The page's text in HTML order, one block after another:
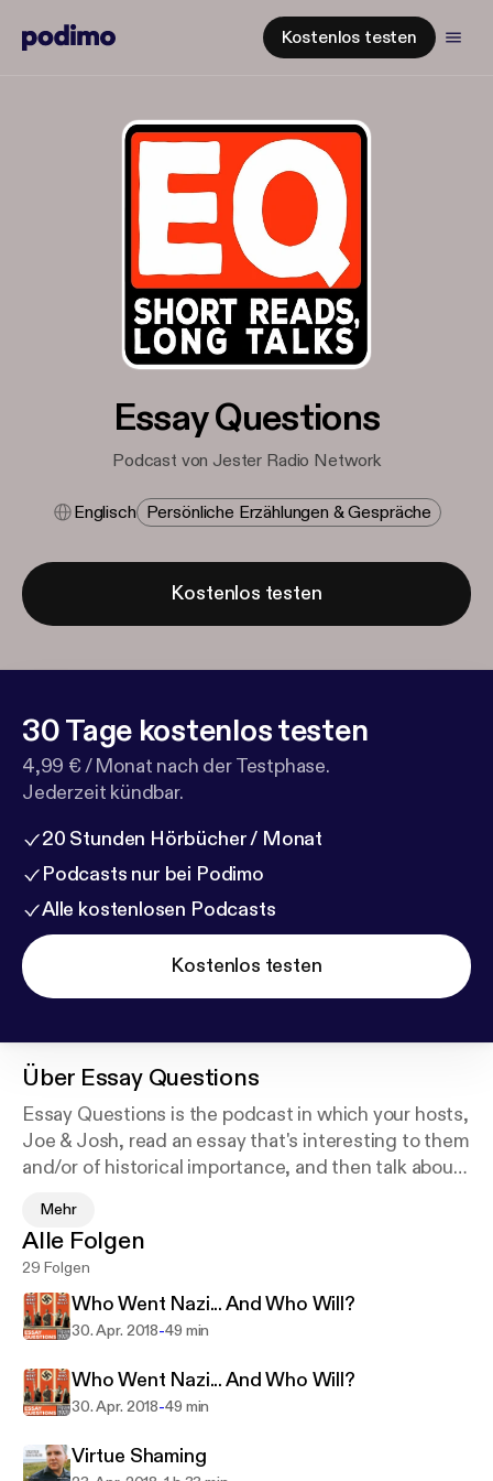
Kostenlos testen
Essay Questions
Podcast von Jester Radio Network
Englisch Persönliche Erzählungen & Gespräche
Kostenlos testen
30 Tage kostenlos testen
4,99 € / Monat nach der Testphase.
Jederzeit kündbar.
20 Stunden Hörbücher / Monat
Podcasts nur bei Podimo
Alle kostenlosen Podcasts
Kostenlos testen
Über Essay Questions
Essay Questions is the podcast in which your hosts,
Joe & Josh, read an essay that's interesting to them
and/or of historical importance, and then talk about
using these essays as a starting point for
conversations that end up going in strange and
surprising directions. Nothing makes us happier
than dragging luminaries like Mencken, Orwell,
Adorno, and Didion into our own long-standing
Security State, media consolidation, high and low
culture, and the meaning and purpose of religion.
experts. Joe is a comic, Josh is a writer, and for
Mehr
Alle Folgen
29 Folgen
Who Went Nazi... And Who Will?
30. Apr. 2018-49 min
Who Went Nazi... And Who Will?
30. Apr. 2018-49 min
Virtue Shaming